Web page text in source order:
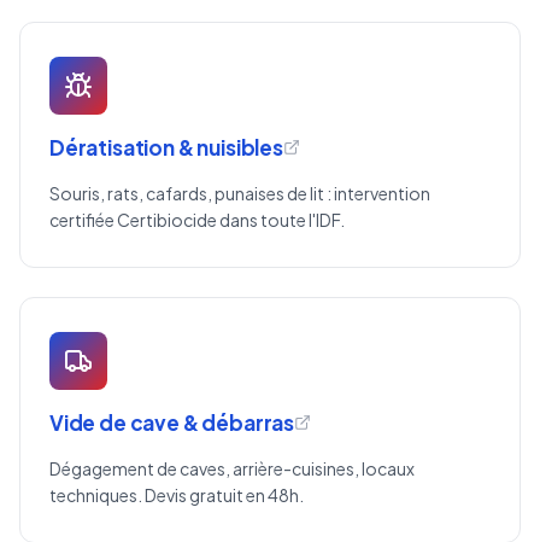
Dératisation & nuisibles
Souris, rats, cafards, punaises de lit : intervention
certifiée Certibiocide dans toute l'IDF.
Vide de cave & débarras
Dégagement de caves, arrière-cuisines, locaux
techniques. Devis gratuit en 48h.